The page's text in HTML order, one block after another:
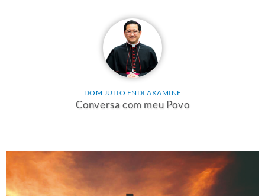
DOM JULIO ENDI AKAMINE
Conversa com meu Povo